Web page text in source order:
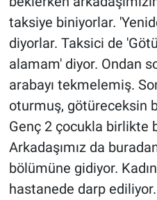
taksiye biniyorlar.
diyorlar. Taksici de
alamam' diyor. Ondan
arabayı tekmelemiş.
oturmuş, götüreceksin
Genç 2 çocukla birlikte
Arkadaşımız da
bölümüne gidiyor.
hastanede darp
Sağlık
Spor
Teknoloji
Türkiye'nin Geleceği
Türkiye'nin Gündemi